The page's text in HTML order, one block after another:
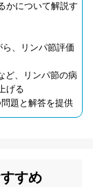
かについて解説す
、リンパ節評価
ど、リンパ節の病
げる
題と解答を提供
すめ